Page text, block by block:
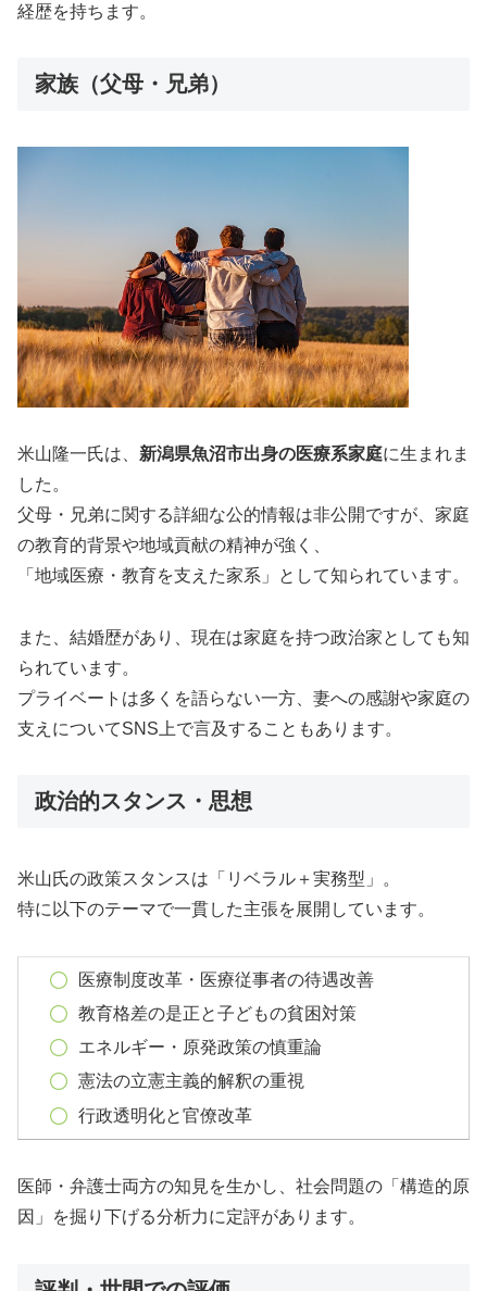
経歴を持ちます。
家族（父母・兄弟）
米山隆一氏は、 新潟県魚沼市出身の医療系家庭に生まれま
した。
父母・兄弟に関する詳細な公的情報は非公開ですが、家庭
の教育的背景や地域貢献の精神が強く、
「地域医療・教育を支えた家系」として知られています。
また、結婚歴があり、現在は家庭を持つ政治家としても知
られています。
プライベートは多くを語らない一方、妻への感謝や家庭の
支えについてSNS上で言及することもあります。
政治的スタンス・思想
米山氏の政策スタンスは「リベラル＋実務型」。
特に以下のテーマで一貫した主張を展開しています。
医療制度改革・医療従事者の待遇改善
教育格差の是正と子どもの貧困対策
エネルギー・原発政策の慎重論
憲法の立憲主義的解釈の重視
行政透明化と官僚改革
医師・弁護士両方の知見を生かし、社会問題の「構造的原
因」を掘り下げる分析力に定評があります。